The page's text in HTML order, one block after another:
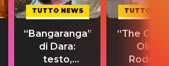
TUTTO NEWS
“Bangaranga”
di Dara:
testo,
TUTTO
“The
Olivia